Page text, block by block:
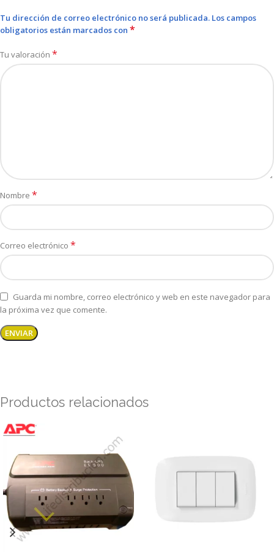
Tu dirección de correo electrónico no será publicada. Los campos
obligatorios están marcados con *
Tu valoración *
Nombre *
Correo electrónico *
Guarda mi nombre, correo electrónico y web en este navegador para
la próxima vez que comente.
Productos relacionados